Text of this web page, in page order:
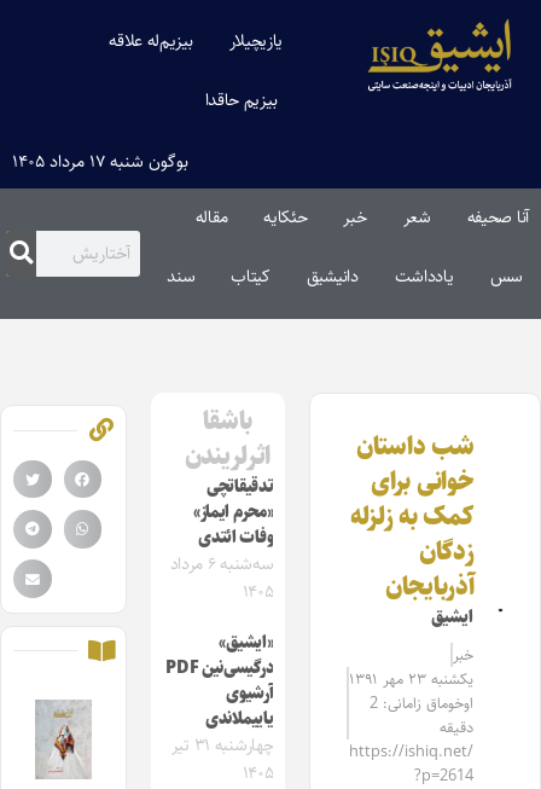
یازیچیلار بیزیم‌له علاقه
بیزیم حاقدا
بوگون شنبه ۱۷ مرداد ۱۴۰۵
آنا صحیفه شعر خبر حئکایه مقاله‌
سس یادداشت دانیشیق کیتاب سند
شب داستان
خوانی برای
کمک به زلزله
زدگان
آذربایجان
ایشیق
خبر
یکشنبه ۲۳ مهر ۱۳۹۱
اوخوماق زامانی: 2
دقیقه
https://ishiq.net/
?p=2614
باشقا
اثرلریندن
تدقیقاتچی
«محرم ایماز»
وفات ائتدی
سه‌شنبه ۶ مرداد
۱۴۰۵
«ایشیق»
درگیسی‌نین PDF
آرشیوی
یاییملاندی
چهارشنبه ۳۱ تیر
۱۴۰۵